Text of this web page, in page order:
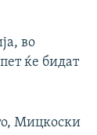
во
ќе бидат
Мицкоски